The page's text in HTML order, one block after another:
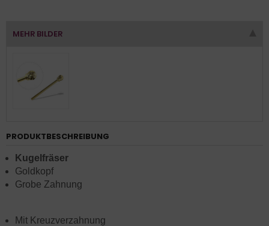
MEHR BILDER
PRODUKTBESCHREIBUNG
Kugelfräser
Goldkopf
Grobe Zahnung
Mit Kreuzverzahnung